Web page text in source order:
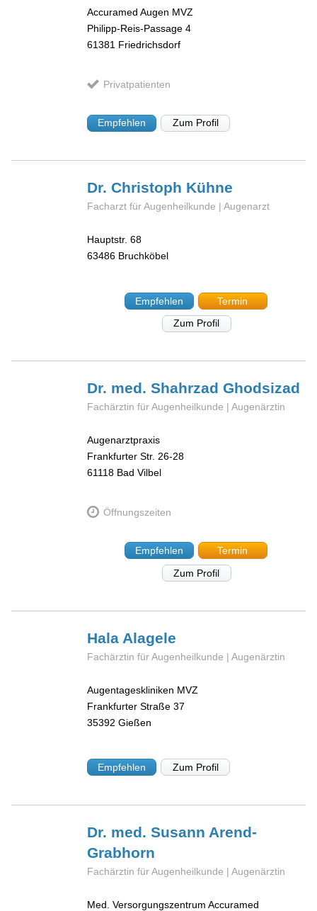
Accuramed Augen MVZ
Philipp-Reis-Passage 4
61381 Friedrichsdorf
Privatpatienten
Empfehlen Zum Profil
Dr. Christoph Kühne
Facharzt für Augenheilkunde | Augenarzt
Hauptstr. 68
63486 Bruchköbel
Empfehlen
Termin
Zum Profil
Dr. med. ShahrzadGhodsizad
Fachärztin für Augenheilkunde | Augenärztin
Augenarztpraxis
Frankfurter Str. 26-28
61118 Bad Vilbel
Öffnungszeiten
Empfehlen
Termin
Zum Profil
Hala Alagele
Fachärztin für Augenheilkunde | Augenärztin
Augentageskliniken MVZ
Frankfurter Straße 37
35392 Gießen
Empfehlen Zum Profil
Dr. med. Susann Arend-
Grabhorn
Fachärztin für Augenheilkunde | Augenärztin
Med. Versorgungszentrum Accuramed